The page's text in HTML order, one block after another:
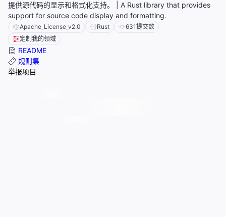
提供源代码的显示和格式化支持。 | A Rust library that provides
support for source code display and formatting.
Apache_License_v2.0 Rust 631提交数
定制我的领域
README
规则集
举报项目